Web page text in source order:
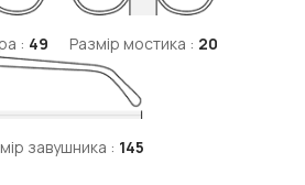
: 49 Размір мостика : 20
завушника : 145